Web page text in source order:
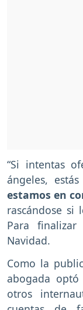
“Si intentas
ángeles,
estamos en
rascándose si
Para
Navidad.
Como la
abogada
otros